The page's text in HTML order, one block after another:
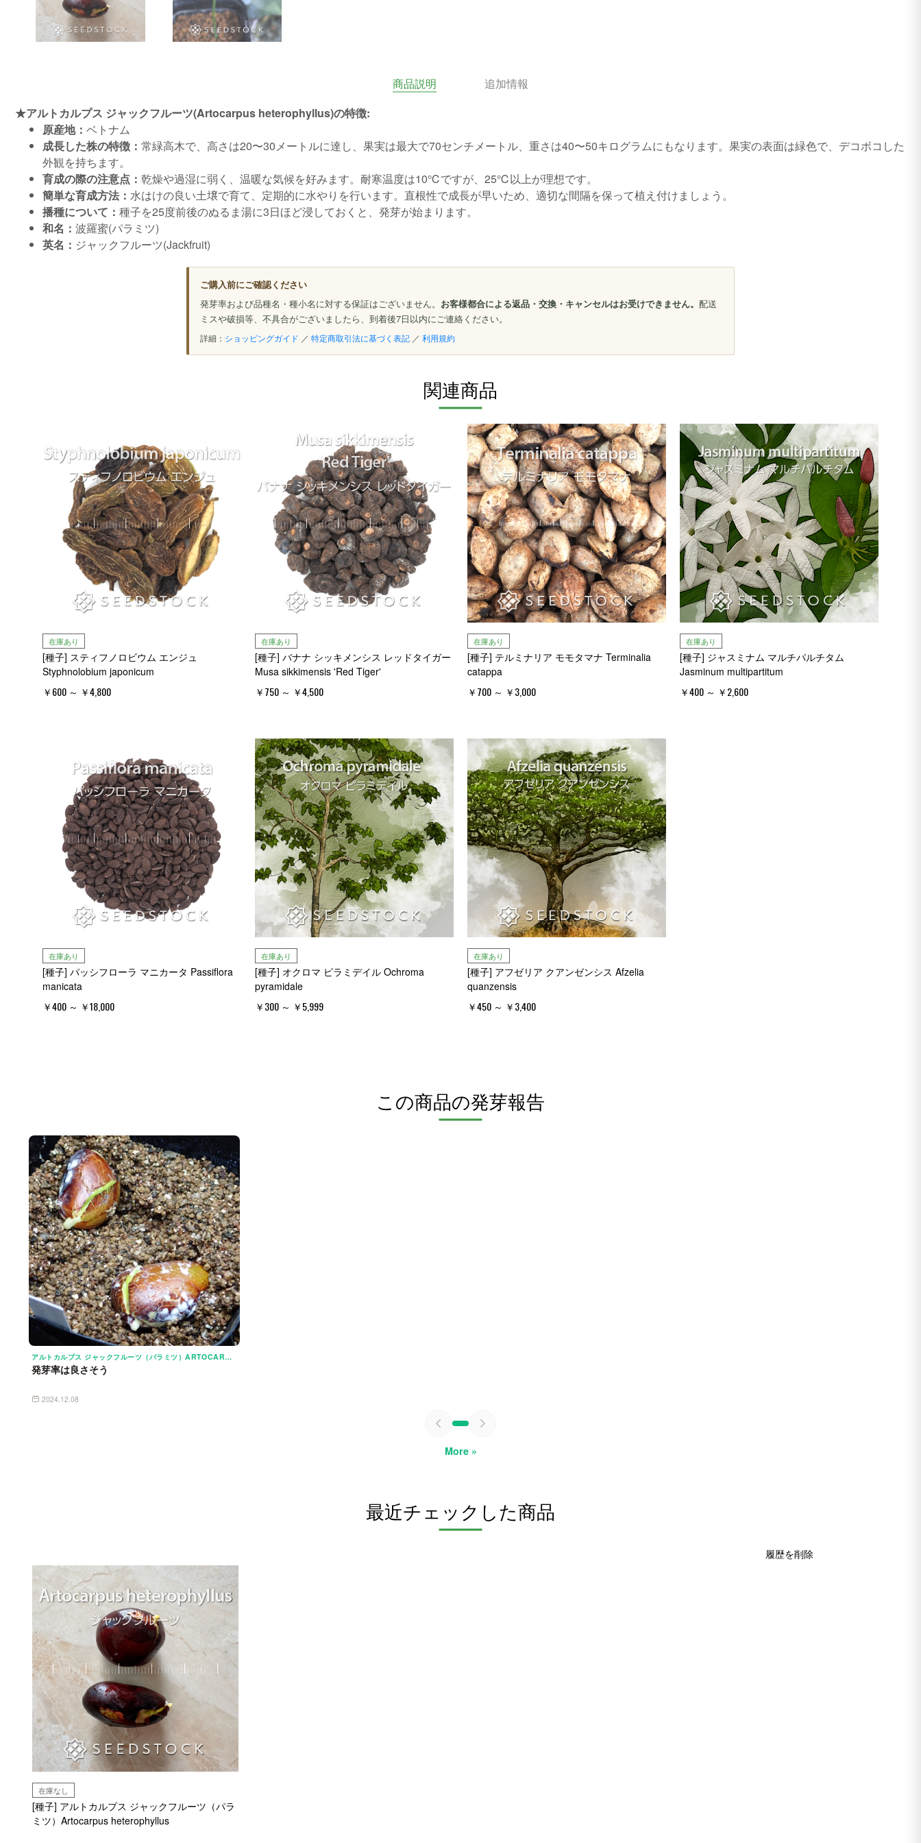
商品説明
追加情報
★アルトカルプス ジャックフルーツ(Artocarpus heterophyllus)の特徴:
原産地： ベトナム
成長した株の特徴： 常緑高木で、高さは20〜30メートルに達し、果実は最大で70センチメートル、重さは40〜50キログラムにもなります。果実の表面は緑色で、デコボコした
外観を持ちます。
育成の際の注意点： 乾燥や過湿に弱く、温暖な気候を好みます。耐寒温度は10℃ですが、25℃以上が理想です。
簡単な育成方法： 水はけの良い土壌で育て、定期的に水やりを行います。直根性で成長が早いため、適切な間隔を保って植え付けましょう。
播種について： 種子を25度前後のぬるま湯に3日ほど浸しておくと、発芽が始まります。
和名： 波羅蜜(パラミツ)
英名： ジャックフルーツ(Jackfruit)
ご購入前にご確認ください
発芽率および品種名・種小名に対する保証はございません。 お客様都合による返品・交換・キャンセルはお受けできません。 配送
ミスや破損等、不具合がございましたら、到着後7日以内にご連絡ください。
詳細： ショッピングガイド ／ 特定商取引法に基づく表記 ／ 利用規約
関連商品
在庫あり
[種子] スティフノロビウム エンジュ
Styphnolobium japonicum
￥600 ～ ￥4,800
在庫あり
[種子] バナナ シッキメンシス レッドタイガー
Musa sikkimensis 'Red Tiger'
￥750 ～ ￥4,500
在庫あり
[種子] テルミナリア モモタマナ Terminalia
catappa
￥700 ～ ￥3,000
在庫あり
[種子] ジャスミナム マルチパルチタム
Jasminum multipartitum
￥400 ～ ￥2,600
在庫あり
[種子] パッシフローラ マニカータ Passiflora
manicata
￥400 ～ ￥18,000
在庫あり
[種子] オクロマ ピラミデイル Ochroma
pyramidale
￥300 ～ ￥5,999
在庫あり
[種子] アフゼリア クアンゼンシス Afzelia
quanzensis
￥450 ～ ￥3,400
この商品の発芽報告
アルトカルプス ジャックフルーツ（パラミツ）ARTOCARPUS HETEROPHYLLUS
発芽率は良さそう
2024.12.08
More »
最近チェックした商品
履歴を削除
在庫なし
[種子] アルトカルプス ジャックフルーツ（パラ
ミツ）Artocarpus heterophyllus